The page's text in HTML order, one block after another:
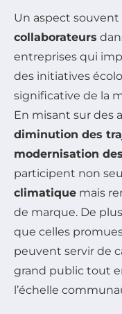
Un aspect
collaborateurs
entreprises qui
des initiatives
significative de la
En misant sur des
diminution des
modernisation
participent non
climatique mais
de marque. De
que celles
peuvent servir de
grand public tout
l’échelle